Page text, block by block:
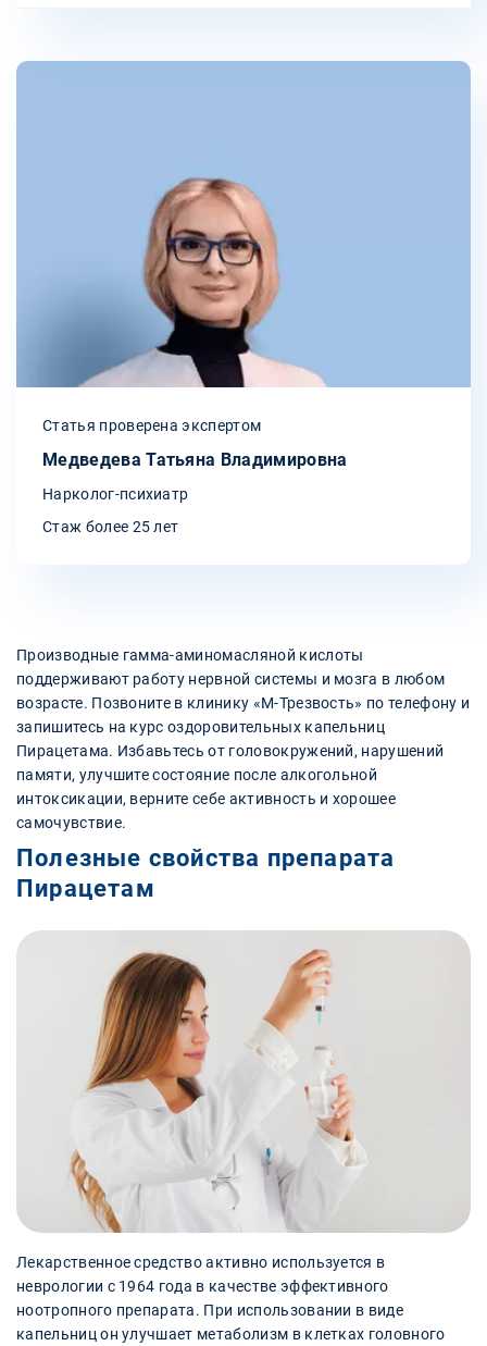
Статья проверена экспертом
Медведева Татьяна Владимировна
Нарколог-психиатр
Стаж более 25 лет
Производные гамма-аминомасляной кислоты
поддерживают работу нервной системы и мозга в любом
возрасте. Позвоните в клинику «М-Трезвость» по телефону и
запишитесь на курс оздоровительных капельниц
Пирацетама. Избавьтесь от головокружений, нарушений
памяти, улучшите состояние после алкогольной
интоксикации, верните себе активность и хорошее
самочувствие.
Полезные свойства препарата
Пирацетам
Лекарственное средство активно используется в
неврологии с 1964 года в качестве эффективного
ноотропного препарата. При использовании в виде
капельниц он улучшает метаболизм в клетках головного